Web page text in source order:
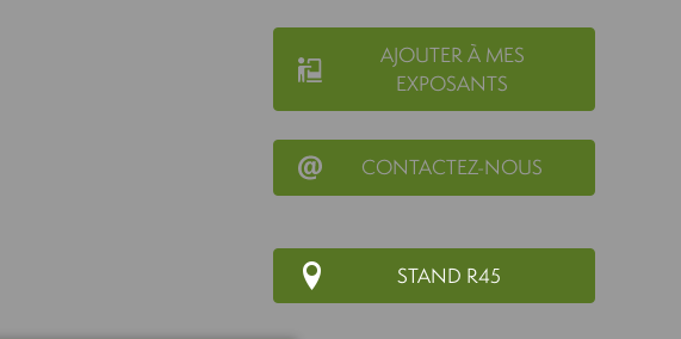
AJOUTER À MES
EXPOSANTS
CONTACTEZ-NOUS
STAND R45